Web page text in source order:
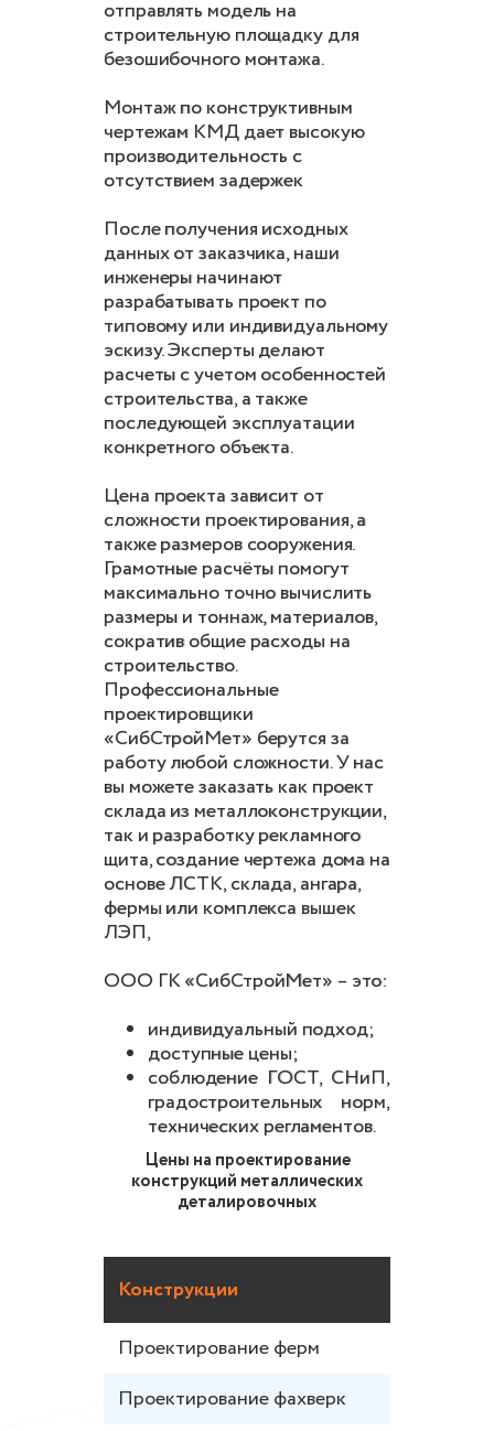
отправлять модель на
строительную площадку для
безошибочного монтажа.
Монтаж по конструктивным
чертежам КМД дает высокую
производительность с
отсутствием задержек
После получения исходных
данных от заказчика, наши
инженеры начинают
разрабатывать проект по
типовому или индивидуальному
эскизу. Эксперты делают
расчеты с учетом особенностей
строительства, а также
последующей эксплуатации
конкретного объекта.
Цена проекта зависит от
сложности проектирования, а
также размеров сооружения.
Грамотные расчёты помогут
максимально точно вычислить
размеры и тоннаж, материалов,
сократив общие расходы на
строительство.
Профессиональные
проектировщики
«СибСтройМет» берутся за
работу любой сложности. У нас
вы можете заказать как проект
склада из металлоконструкции,
так и разработку рекламного
щита, создание чертежа дома на
основе ЛСТК, склада, ангара,
фермы или комплекса вышек
ЛЭП,
ООО ГК «СибСтройМет» – это:
индивидуальный подход;
доступные цены;
соблюдение ГОСТ, СНиП,
градостроительных норм,
технических регламентов.
Цены на проектирование
конструкций металлических
деталировочных
Конструкции
Проектирование ферм
Проектирование фахверк